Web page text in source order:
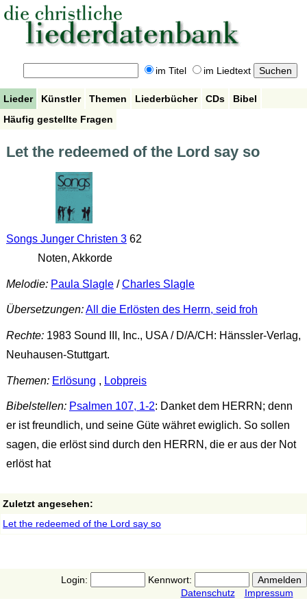
im Titel im Liedtext
Lieder Künstler Themen Liederbücher CDs
Bibel
Häufig gestellte Fragen
Let the redeemed of the Lord say so
Songs Junger Christen 362
Noten, Akkorde
Melodie: Paula Slagle/Charles Slagle
Übersetzungen:All die Erlösten des Herrn, seid froh
Rechte:1983 Sound III, Inc., USA / D/A/CH: Hänssler-Verlag,
Neuhausen-Stuttgart.
Themen: Erlösung , Lobpreis
Bibelstellen: Psalmen 107, 1-2: Danket dem HERRN; denn
er ist freundlich, und seine Güte währet ewiglich. So sollen
sagen, die erlöst sind durch den HERRN, die er aus der Not
erlöst hat
Zuletzt angesehen:
Let the redeemed of the Lord say so
Login:
Kennwort:
Datenschutz
Impressum